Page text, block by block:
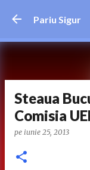
Pariu Sigur
Steaua
Comisia
pe iunie 25, 2013